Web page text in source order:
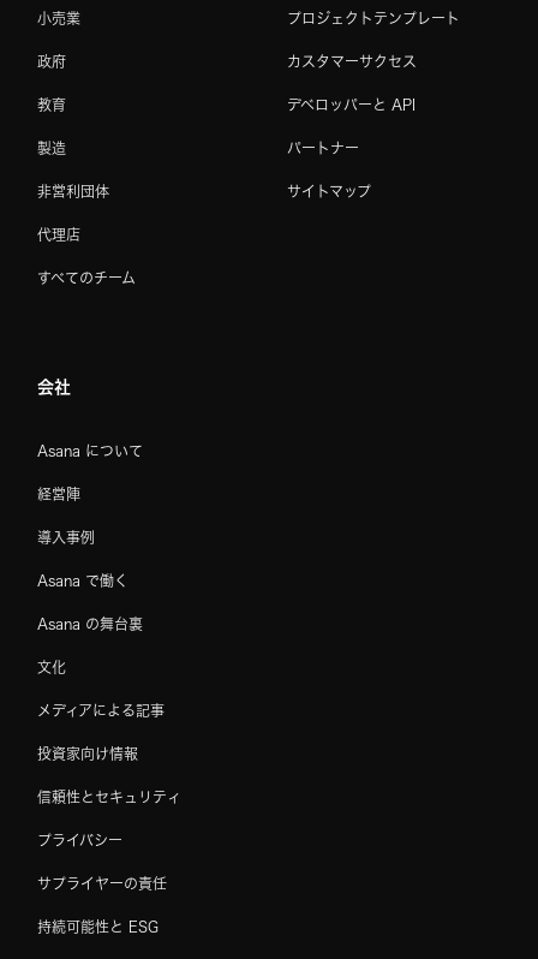
小売業
政府
教育
製造
非営利団体
代理店
すべてのチーム
プロジェクトテンプレート
カスタマーサクセス
デベロッパーと API
パートナー
サイトマップ
会社
Asana について
経営陣
導入事例
Asana で働く
Asana の舞台裏
文化
メディアによる記事
投資家向け情報
信頼性とセキュリティ
プライバシー
サプライヤーの責任
持続可能性と ESG